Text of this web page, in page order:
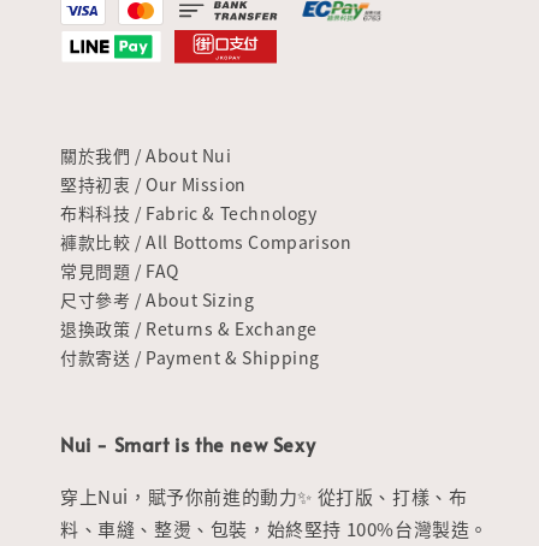
關於我們 / About Nui
堅持初衷 / Our Mission
布料科技 / Fabric & Technology
褲款比較 / All Bottoms Comparison
常見問題 / FAQ
尺寸參考 / About Sizing
退換政策 / Returns & Exchange
付款寄送 / Payment & Shipping
Nui - Smart is the new Sexy
穿上Nui，賦予你前進的動力✨ 從打版、打樣、布
料、車縫、整燙、包裝，始終堅持 100%台灣製造。